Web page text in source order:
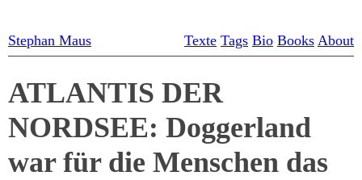
Stephan Maus Texte Tags Bio Books About
ATLANTIS DER
NORDSEE: Doggerland
war für die Menschen das